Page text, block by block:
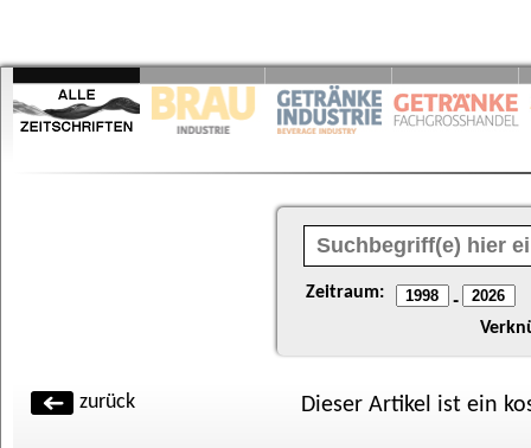
Zeitraum: -
zurück Dieser Artikel ist ein